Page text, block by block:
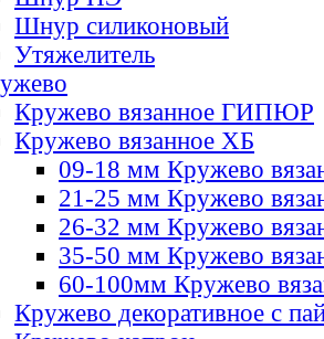
Шнур силиконовый
Утяжелитель
Кружево вязанное ГИПЮР
Кружево вязанное ХБ
09-18 мм Кружево
21-25 мм Кружево
26-32 мм Кружево
35-50 мм Кружево
60-100мм Кружево
Кружево декоративное с